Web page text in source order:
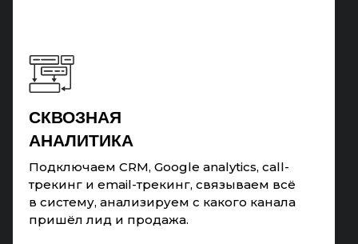
Подключаем CRM, Google analytics, call-
трекинг и email-трекинг, связываем всё
в систему, анализируем с какого канала
пришёл лид и продажа.
СКВОЗНАЯ
АНАЛИТИКА